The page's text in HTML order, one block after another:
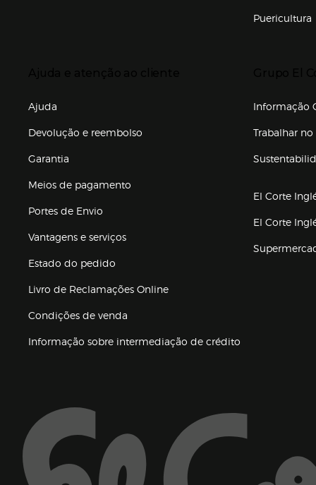
Puericultura
Ajuda
Devolução e reembolso
Garantia
Meios de pagamento
Portes de Envio
Vantagens e serviços
Estado do pedido
Livro de Reclamações Online
Condições de venda
Informação sobre intermediação de crédito
Informação
Trabalhar
El Corte
El Corte
Enlaces de